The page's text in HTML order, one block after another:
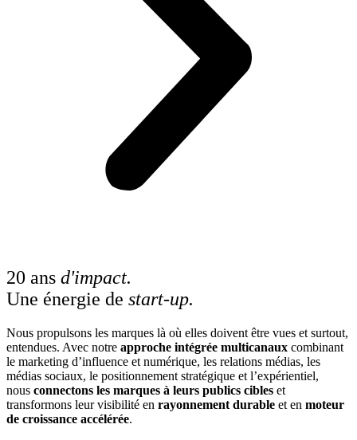
20 ans d'impact.
Une énergie de start-up.
Nous propulsons les marques là où elles doivent être vues et surtout,
entendues. Avec notre approche intégrée multicanaux combinant
le marketing d’influence et numérique, les relations médias, les
médias sociaux, le positionnement stratégique et l’expérientiel,
nous connectons les marques à leurs publics cibles et
transformons leur visibilité en rayonnement durable et en moteur
de croissance accélérée.